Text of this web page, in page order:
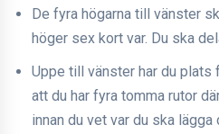
De fyra högarna till vänster
höger sex kort var. Du ska
Uppe till vänster har du plats
att du har fyra tomma rutor
innan du vet var du ska